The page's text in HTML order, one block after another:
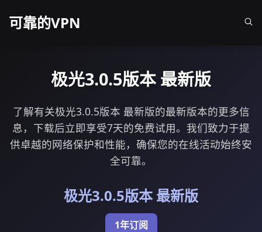
可靠的VPN
极光3.0.5版本 最新版
了解有关极光3.0.5版本 最新版的最新版本的更多信
息，下载后立即享受7天的免费试用。我们致力于提
供卓越的网络保护和性能，确保您的在线活动始终安
全可靠。
极光3.0.5版本 最新版
1年订阅